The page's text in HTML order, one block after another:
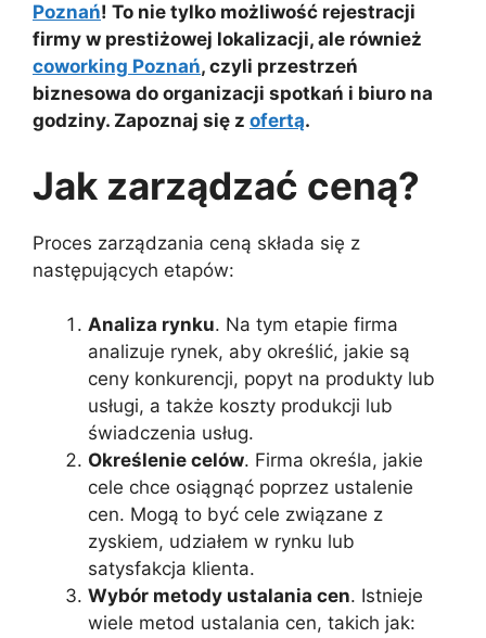
Poznań! To nie tylko możliwość rejestracji
firmy w prestiżowej lokalizacji, ale również
coworking Poznań, czyli przestrzeń
biznesowa do organizacji spotkań i biuro na
godziny. Zapoznaj się z ofertą.
Jak zarządzać ceną?
Proces zarządzania ceną składa się z
następujących etapów:
Analiza rynku. Na tym etapie firma
analizuje rynek, aby określić, jakie są
ceny konkurencji, popyt na produkty lub
usługi, a także koszty produkcji lub
świadczenia usług.
Określenie celów. Firma określa, jakie
cele chce osiągnąć poprzez ustalenie
cen. Mogą to być cele związane z
zyskiem, udziałem w rynku lub
satysfakcja klienta.
Wybór metody ustalania cen. Istnieje
wiele metod ustalania cen, takich jak: